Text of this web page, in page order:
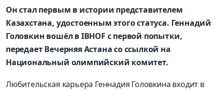
Он стал первым в истории представителем
Казахстана, удостоенным этого статуса. Геннадий
Головкин вошёл в IBHOF с первой попытки,
передает Вечерняя Астана со ссылкой на
Национальный олимпийский комитет.
Любительская карьера Геннадия Головкина входит в